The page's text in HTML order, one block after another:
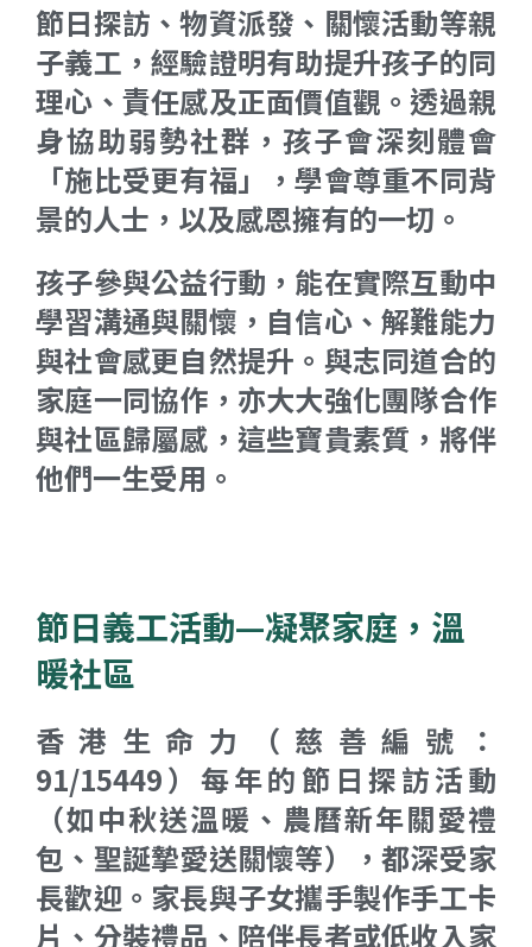
節日探訪、物資派發、關懷活動等親
子義工，經驗證明有助提升孩子的同
理心、責任感及正面價值觀。透過親
身協助弱勢社群，孩子會深刻體會
「施比受更有福」，學會尊重不同背
景的人士，以及感恩擁有的一切。
孩子參與公益行動，能在實際互動中
學習溝通與關懷，自信心、解難能力
與社會感更自然提升。與志同道合的
家庭一同協作，亦大大強化團隊合作
與社區歸屬感，這些寶貴素質，將伴
他們一生受用。
節日義工活動—凝聚家庭，溫
暖社區
香港生命力（慈善編號：
91/15449）每年的節日探訪活動
（如中秋送溫暖、農曆新年關愛禮
包、聖誕摯愛送關懷等），都深受家
長歡迎。家長與子女攜手製作手工卡
片、分裝禮品、陪伴長者或低收入家